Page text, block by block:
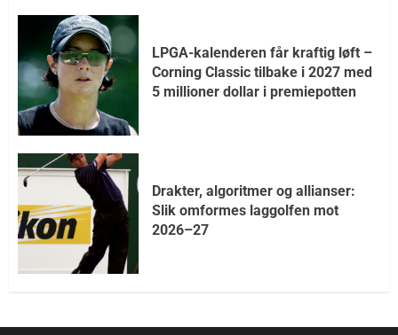
LPGA-kalenderen får kraftig løft –
Corning Classic tilbake i 2027 med
5 millioner dollar i premiepotten
Drakter, algoritmer og allianser:
Slik omformes laggolfen mot
2026–27